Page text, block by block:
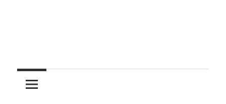
Centros
medicos
médicos,
centros